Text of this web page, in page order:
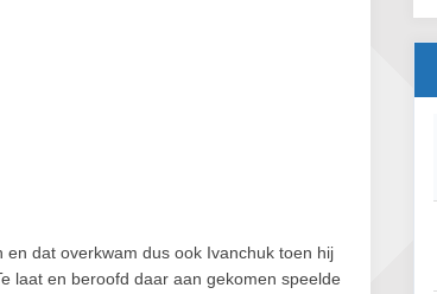
dat overkwam dus ook Ivanchuk toen hij
laat en beroofd daar aan gekomen speelde